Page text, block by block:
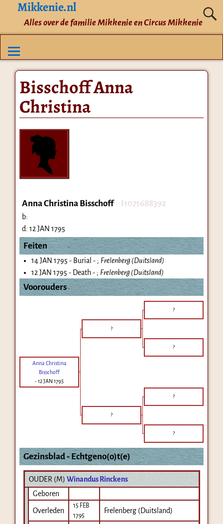
Mikkenie.nl
Alles over de familie Mikkenie en Circus Mikkenie
Bisschoff Anna
Christina
Anna Christina Bisschoff I1071688392
b:
d: 12 JAN 1795
Feiten
14 JAN 1795 - Burial - ; Frelenberg (Duitsland)
12 JAN 1795 - Death - ; Frelenberg (Duitsland)
Voorouders
?
?
?
Anna Christina
Bisschoff
-12 JAN 1795
?
?
?
Gezinsblad - Echtgeno(o)t(e)
OUDER (M) Winandus Rinckens
Geboren
Overleden
15 FEB
1795
Frelenberg (Duitsland)